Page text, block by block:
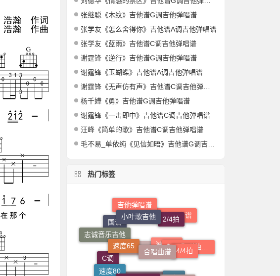
张继聪《木纹》吉他谱G调吉他弹唱谱
张学友《怎么舍得你》吉他谱A调吉他弹唱谱
张学友《蓝雨》吉他谱C调吉他弹唱谱
谢霆锋《逆行》吉他谱G调吉他弹唱谱
谢霆锋《玉蝴蝶》吉他谱A调吉他弹唱谱
谢霆锋《无声仿有声》吉他谱C调吉他弹唱谱
杨千嬅《勇》吉他谱G调吉他弹唱谱
谢霆锋《一击即中》吉他谱C调吉他弹唱谱
汪峰《简单的歌》吉他谱C调吉他弹唱谱
毛不易_单依纯《见信如晤》吉他谱G调吉他弹唱谱
热门标签
女生调曲谱
速度80
C调
乐乐钢琴
钢琴指弹独奏谱
4/4拍
合唱曲谱
速度65
志诚音乐吉他
国语 粤语
男生调曲谱
2/4拍
小叶歌吉他
吉他弹唱谱